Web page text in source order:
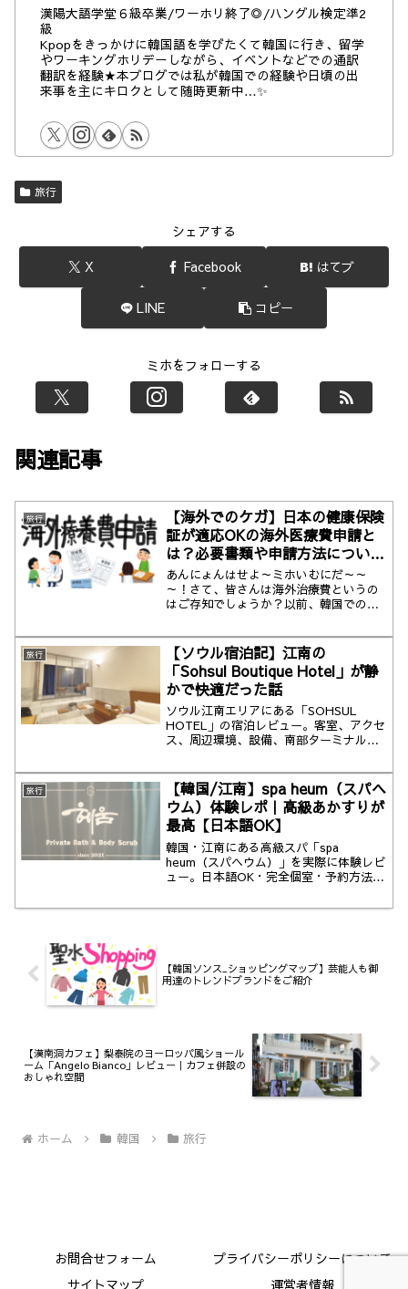
漢陽大語学堂６級卒業/ワーホリ終了◎/ハングル検定準2
級
Kpopをきっかけに韓国語を学びたくて韓国に行き、留学
やワーキングホリデーしながら、イベントなどでの通訳
翻訳を経験★本ブログでは私が韓国での経験や日頃の出
来事を主にキロクとして随時更新中…✨
旅行
シェアする
X
Facebook はてブ
LINE コピー
ミホをフォローする
関連記事
旅行
【海外でのケガ】日本の健康保険
証が適応OKの海外医療費申請と
は？必要書類や申請方法について
ご紹介
あんにょんはせよ～ミホいむにだ～～
～！さて、皆さんは海外治療費というの
はご存知でしょうか？以前、韓国での健
旅行
【ソウル宿泊記】江南の
「Sohsul Boutique Hotel」が静
かで快適だった話
ソウル江南エリアにある「SOHSUL
HOTEL」の宿泊レビュー。客室、アクセ
ス、周辺環境、設備、南部ターミナル駅
紹介します。
旅行
【韓国/江南】spa heum（スパヘ
ウム）体験レポ｜高級あかすりが
最高【日本語OK】
韓国・江南にある高級スパ「spa
heum（スパヘウム）」を実際に体験レビ
ュー。日本語OK・完全個室・予約方法・
紹介します◎
【韓国ソンス_ショッピングマップ】芸能人も御
用達のトレンドブランドをご紹介
【漢南洞カフェ】梨泰院のヨーロッパ風ショール
ーム「Angelo Bianco」レビュー｜カフェ併設の
おしゃれ空間
ホーム 韓国 旅行
お問合せフォーム
プライバシーポリシーについて
サイトマップ
運営者情報